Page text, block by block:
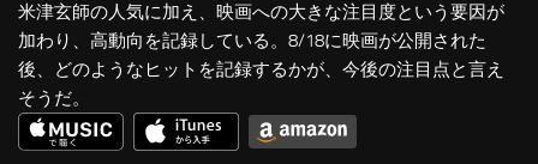
米津玄師の人気に加え、映画への大きな注目度という要因が
加わり、高動向を記録している。8/18に映画が公開された
後、どのようなヒットを記録するかが、今後の注目点と言え
そうだ。